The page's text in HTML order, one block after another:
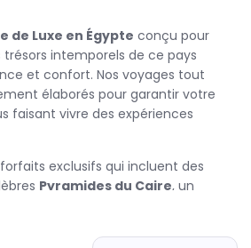
de Luxe en Égypte conçu pour
trésors intemporels de ce pays
et confort. Nos voyages tout
élaborés pour garantir votre
faisant vivre des expériences
exclusifs qui incluent des
Pyramides du Caire, un
voyage égyptien. Admirez la
capturer des souvenirs